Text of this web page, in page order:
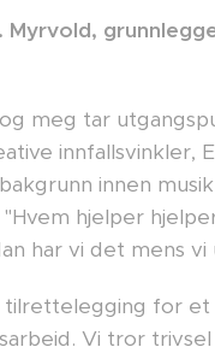
Myrvold,
meg tar
innfallsvinkler,
innen
hjelper
har vi det mens
for
Vi tror